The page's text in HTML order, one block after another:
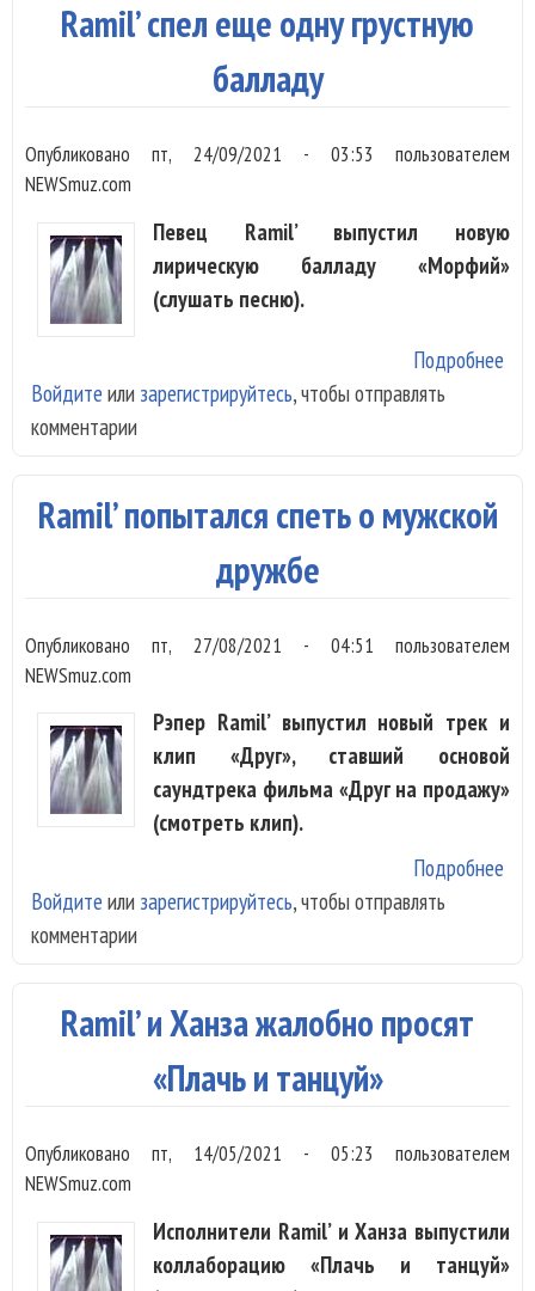
Ramil’ спел еще одну грустную
балладу
Опубликованопт, 24/09/2021 - 03:53 пользователем
NEWSmuz.com
Певец Ramil’ выпустил новую
лирическую балладу «Морфий»
(слушать песню).
Подробнее
Войдите или зарегистрируйтесь, чтобы отправлять
комментарии
Ramil’ попытался спеть о мужской
дружбе
Опубликованопт, 27/08/2021 - 04:51 пользователем
NEWSmuz.com
Рэпер Ramil’ выпустил новый трек и
клип «Друг», ставший основой
саундтрека фильма «Друг на продажу»
(смотреть клип).
Подробнее
Войдите или зарегистрируйтесь, чтобы отправлять
комментарии
Ramil’ и Ханза жалобно просят
«Плачь и танцуй»
Опубликованопт, 14/05/2021 - 05:23 пользователем
NEWSmuz.com
Исполнители Ramil’ и Ханза выпустили
коллаборацию «Плачь и танцуй»